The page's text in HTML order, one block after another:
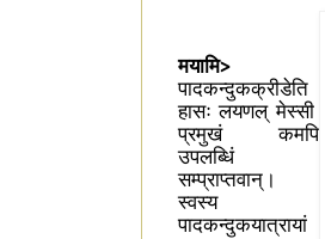
मयामि>
पादकन्दुकक्रीडेति
हासः लयणल् मेस्सी
प्रमुखं कमपि
उपलब्धिं
सम्प्राप्तवान्।
स्वस्य
पादकन्दुकयात्रायां